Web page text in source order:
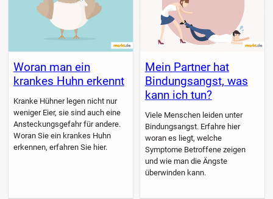
Woran man ein
krankes Huhn erkennt
Kranke Hühner legen nicht nur
weniger Eier, sie sind auch eine
Ansteckungsgefahr für andere.
Woran Sie ein krankes Huhn
erkennen, erfahren Sie hier.
Mein Partner hat
Bindungsangst, was
kann ich tun?
Viele Menschen leiden unter
Bindungsangst. Erfahre hier
woran es liegt, welche
Symptome Betroffene zeigen
und wie man die Ängste
überwinden kann.